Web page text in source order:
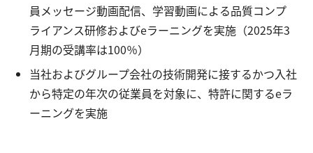
員メッセージ動画配信、学習動画による品質コンプ
ライアンス研修およびeラーニングを実施（2025年3
月期の受講率は100％）
当社およびグループ会社の技術開発に接するかつ入社
から特定の年次の従業員を対象に、特許に関するeラ
ーニングを実施